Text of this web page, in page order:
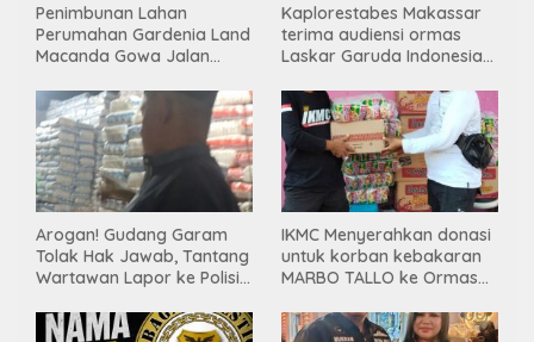
Penimbunan Lahan
Perumahan Gardenia Land
Macanda Gowa Jalan
Gunakan Material
Tambang Ilegal
Kaplorestabes Makassar
terima audiensi ormas
Laskar Garuda Indonesia
hingga kegiatan sosial.
Arogan! Gudang Garam
Tolak Hak Jawab, Tantang
Wartawan Lapor ke Polisi
IKMC Menyerahkan donasi
untuk korban kebakaran
MARBO TALLO ke Ormas
INDONESIA BERSATU